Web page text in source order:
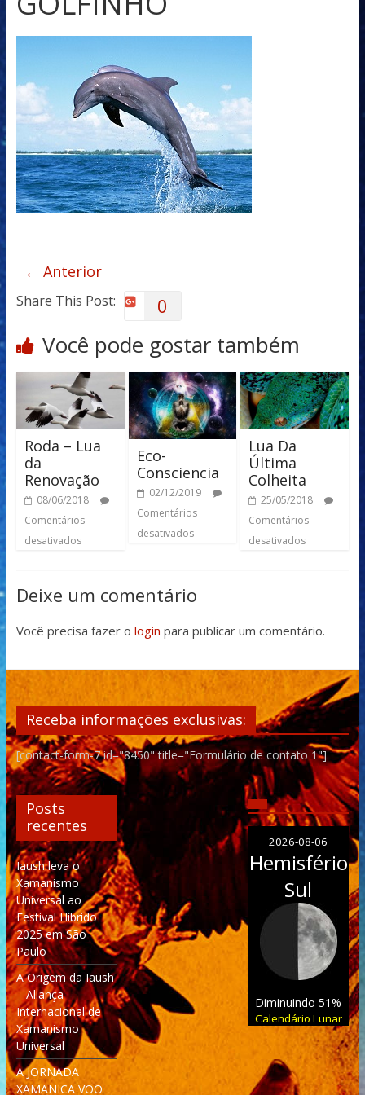
← Anterior
Share This Post: 0
Você pode gostar também
Roda – Lua
da
Renovação
08/06/2018
Comentários
desativados
Eco-
Consciencia
02/12/2019
Comentários
desativados
Lua Da
Última
Colheita
25/05/2018
Comentários
desativados
Deixe um comentário
Você precisa fazer o login para publicar um comentário.
Receba informações exclusivas:
[contact-form-7 id="8450" title="Formulário de contato 1"]
Posts
recentes
Iaush leva o
Xamanismo
Universal ao
Festival Híbrido
2025 em São
Paulo
A Origem da Iaush
– Aliança
Internacional de
Xamanismo
Universal
A JORNADA
XAMANICA VOO
2026-08-06
Hemisfério
Sul
Diminuindo 51%
Calendário Lunar